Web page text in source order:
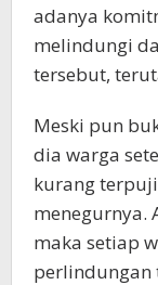
adanya
melindungi
tersebut,
Meski pun
dia warga
kurang
menegurnya.
maka setiap
perlindungan